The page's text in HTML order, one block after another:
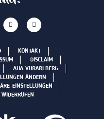
KONTAKT
DISCLAIM
AHA VORARLBERG
ÄNDERN
EINSTELLUNGEN